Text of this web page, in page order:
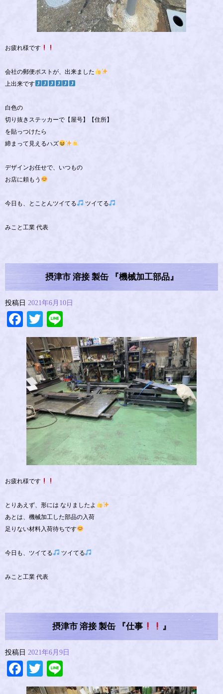
お疲れ様です
会社の郵便ポストが、出来ました
上出来です
白色の
切り抜きステッカーで【屋号】【住所】
を貼っつけたら
締まって見えるハズ
デザインお任せで、いつもの
お店に頼もう
今日も、とことんツイてる ツイてる
みこと工業 代表
摂津市 溶接 製缶 『機械加工部品』
投稿日 2021年6月10日
Facebook
Twitter
お疲れ様です
とりあえず、形には なりましたよ
あとは、機械加工した部品の入荷
足りない材料入荷待ちです
今日も、ツイてる ツイてる
みこと工業 代表
摂津市 溶接 製缶 『仕事 』
投稿日 2021年6月9日
Facebook
Twitter